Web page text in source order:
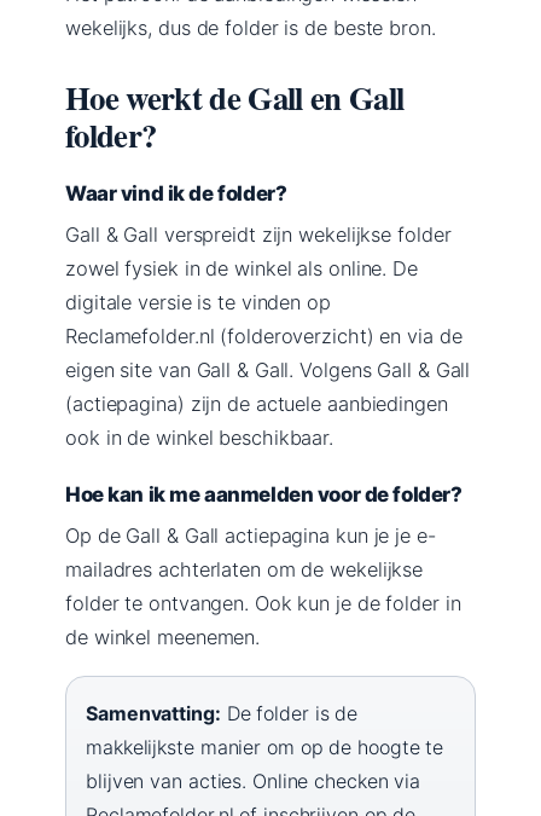
wekelijks, dus de folder is de beste bron.
Hoe werkt de Gall en Gall
folder?
Waar vind ik de folder?
Gall & Gall verspreidt zijn wekelijkse folder
zowel fysiek in de winkel als online. De
digitale versie is te vinden op
Reclamefolder.nl (folderoverzicht) en via de
eigen site van Gall & Gall. Volgens Gall & Gall
(actiepagina) zijn de actuele aanbiedingen
ook in de winkel beschikbaar.
Hoe kan ik me aanmelden voor de folder?
Op de Gall & Gall actiepagina kun je je e-
mailadres achterlaten om de wekelijkse
folder te ontvangen. Ook kun je de folder in
de winkel meenemen.
Samenvatting: De folder is de
makkelijkste manier om op de hoogte te
blijven van acties. Online checken via